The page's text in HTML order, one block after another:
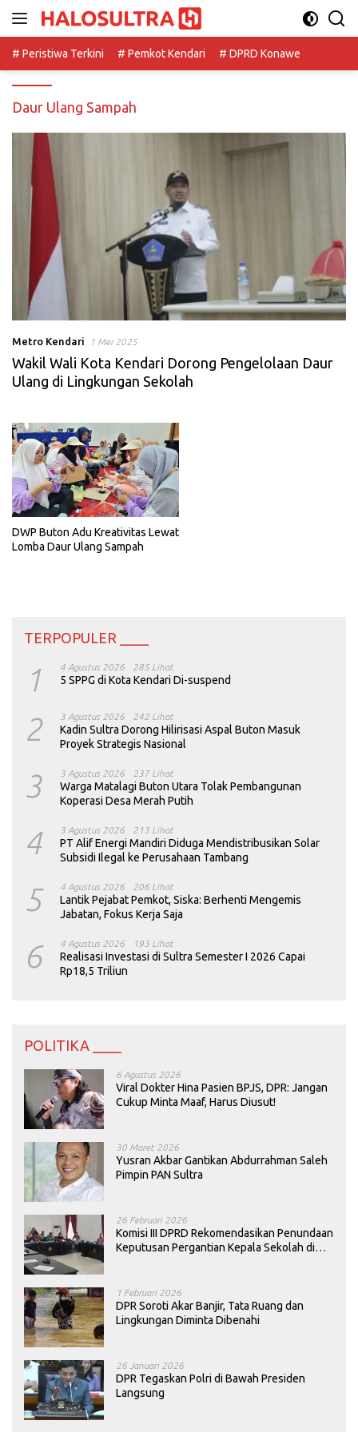
# Peristiwa Terkini
# Pemkot Kendari # DPRD Konawe
Daur Ulang Sampah
Metro Kendari 1 Mei 2025
Wakil Wali Kota Kendari Dorong Pengelolaan Daur
Ulang di Lingkungan Sekolah
DWP Buton Adu Kreativitas Lewat
Lomba Daur Ulang Sampah
TERPOPULER ____
1 4 Agustus 2026 285 Lihat
5 SPPG di Kota Kendari Di-suspend
2 3 Agustus 2026 242 Lihat
Kadin Sultra Dorong Hilirisasi Aspal Buton Masuk
Proyek Strategis Nasional
3 3 Agustus 2026 237 Lihat
Warga Matalagi Buton Utara Tolak Pembangunan
Koperasi Desa Merah Putih
4 3 Agustus 2026 213 Lihat
PT Alif Energi Mandiri Diduga Mendistribusikan Solar
Subsidi Ilegal ke Perusahaan Tambang
5 4 Agustus 2026 206 Lihat
Lantik Pejabat Pemkot, Siska: Berhenti Mengemis
Jabatan, Fokus Kerja Saja
6 4 Agustus 2026 193 Lihat
Realisasi Investasi di Sultra Semester I 2026 Capai
Rp18,5 Triliun
POLITIKA ____
6 Agustus 2026
Viral Dokter Hina Pasien BPJS, DPR: Jangan
Cukup Minta Maaf, Harus Diusut!
30 Maret 2026
Yusran Akbar Gantikan Abdurrahman Saleh
Pimpin PAN Sultra
26 Februari 2026
Komisi III DPRD Rekomendasikan Penundaan
Keputusan Pergantian Kepala Sekolah di
1 Februari 2026
DPR Soroti Akar Banjir, Tata Ruang dan
Lingkungan Diminta Dibenahi
26 Januari 2026
DPR Tegaskan Polri di Bawah Presiden
Langsung